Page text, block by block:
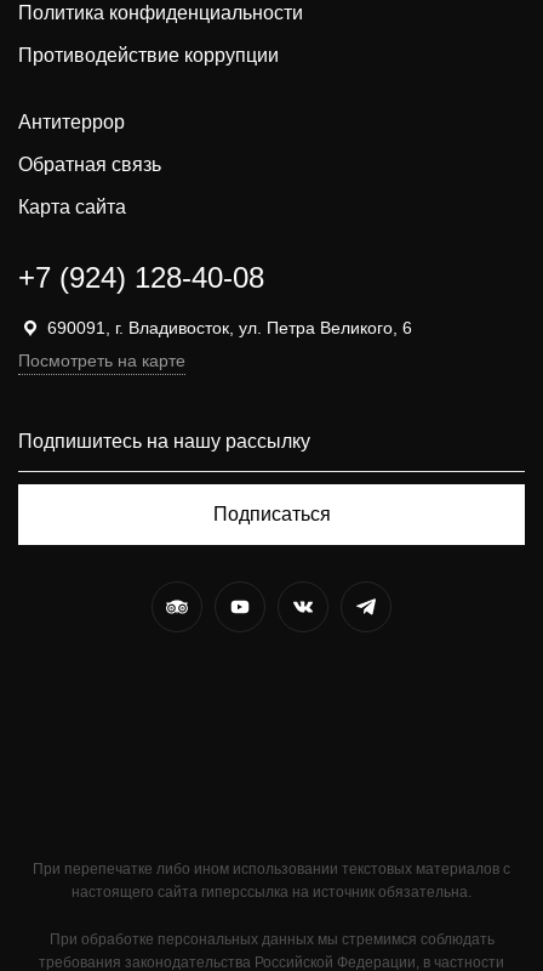
При перепечатке либо ином использовании текстовых материалов с
настоящего сайта гиперссылка на источник обязательна.
При обработке персональных данных мы стремимся соблюдать
требования законодательства Российской Федерации, в частности
Политика конфиденциальности
Противодействие коррупции
Антитеррор
Обратная связь
Карта сайта
+7 (924) 128-40-08
690091, г. Владивосток, ул. Петра Великого, 6
Посмотреть на карте
Подписаться